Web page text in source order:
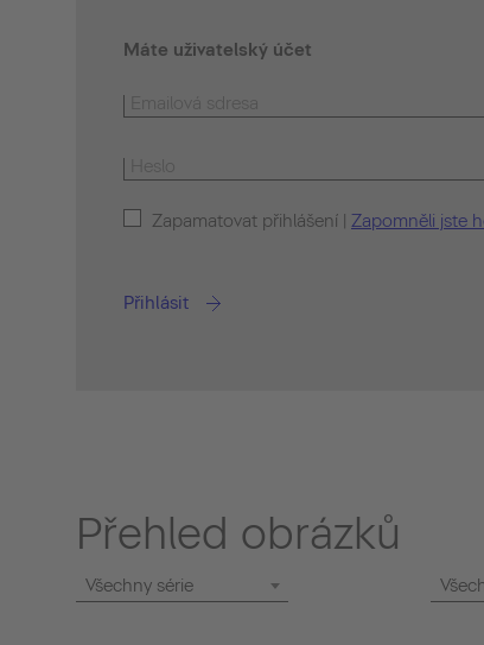
Máte uživatelský účet
Zapamatovat přihlášení | Zapomněli jste
Přihlásit
Přehled obrázků
Všechny série